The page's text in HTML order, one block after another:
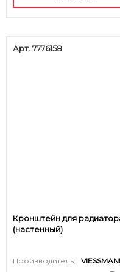
Арт. 7776158
Кронштейн для
(настенный)
Производитель: